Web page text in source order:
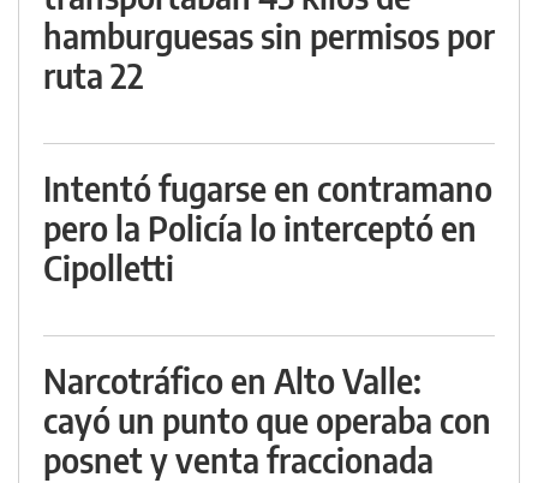
hamburguesas sin permisos por
ruta 22
Intentó fugarse en contramano
pero la Policía lo interceptó en
Cipolletti
Narcotráfico en Alto Valle:
cayó un punto que operaba con
posnet y venta fraccionada